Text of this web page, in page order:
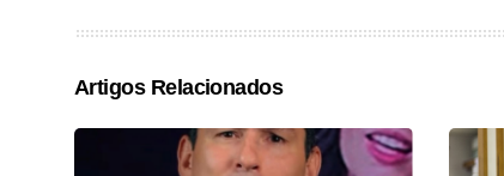
Artigos Relacionados